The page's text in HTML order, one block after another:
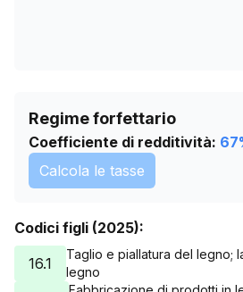
10/06/2025
11/06/2025
12/06/2025
13/06/2025
15/06/2025
16/06/2025
17/06/2025
Regime forfettario
Coefficiente di redditività: 67
Calcola le tasse
Codici figli (2025):
16.1
Taglio e piallatura del legno;
legno